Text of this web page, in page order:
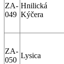
ZA-
049
Hnilická
Kýčera
ZA-
050
Lysica